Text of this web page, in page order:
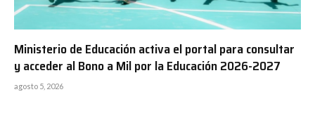
Ministerio de Educación activa el portal para consultar
y acceder al Bono a Mil por la Educación 2026-2027
agosto 5, 2026